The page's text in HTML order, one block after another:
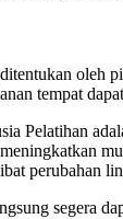
ditentukan oleh
tempat
Pelatihan
perubahan
segera